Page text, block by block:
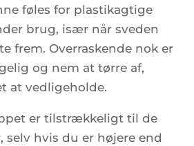
føles for plastikagtige
brug, især når sveden
frem. Overraskende nok er
og nem at tørre af,
at vedligeholde.
er tilstrækkeligt til de
selv hvis du er højere end